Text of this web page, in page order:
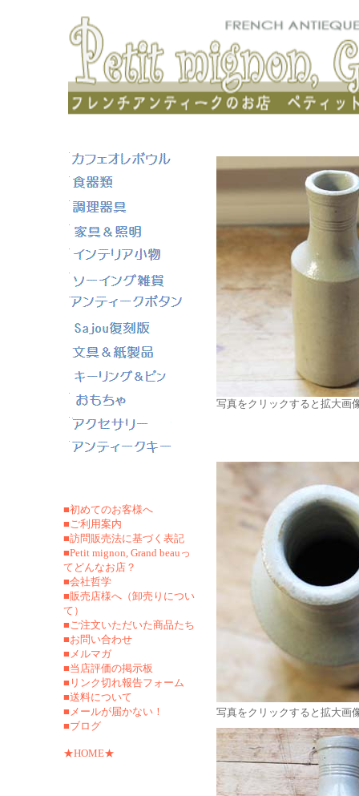
■初めてのお客様へ
■ご利用案内
■訪問販売法に基づく表記
■Petit mignon, Grand beauっ
てどんなお店？
■会社哲学
■販売店様へ（卸売りについ
て）
■ご注文いただいた商品たち
■お問い合わせ
■メルマガ
■当店評価の掲示板
■リンク切れ報告フォーム
■送料について
■メールが届かない！
■ブログ
★HOME★
写真をクリックすると拡大画
写真をクリックすると拡大画